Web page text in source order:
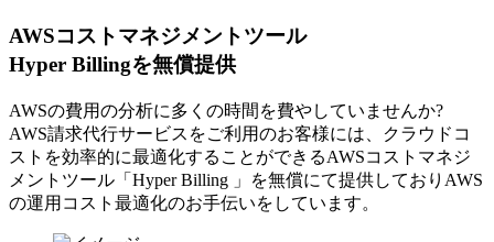
AWSコストマネジメントツール
Hyper Billingを無償提供
AWSの費⽤の分析に多くの時間を費やしていませんか?
AWS請求代⾏サービスをご利⽤のお客様には、クラウドコ
ストを効率的に最適化することができるAWSコストマネジ
メントツール「Hyper Billing 」を無償にて提供しておりAWS
の運⽤コスト最適化のお⼿伝いをしています。